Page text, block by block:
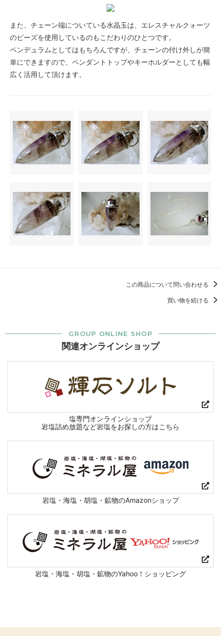
また、チェーン端についている水晶玉は、エレスチャルクォーツ
のビーズを使用しているのもこだわりのひとつです。
ペンデュラムとしてはもちろんですが、チェーンの付け外しが簡
単にできますので、ペンダントトップやキーホルダーとしても幅
広く活用して頂けます。
この商品について問い合わせる
買い物を続ける
GROUP ONLINE SHOP
関連オンラインショップ
塩専門オンラインショップ
岩塩詰め放題など岩塩をお探しの方はこちら
岩塩・海塩・胡塩・鉱物のAmazonショップ
岩塩・海塩・胡塩・鉱物のYahoo！ショッピング